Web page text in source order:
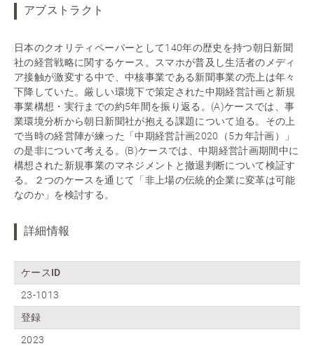
アブストラクト
日本のクオリティペーパーとして140年の歴史を持つ朝日新聞
社の経営戦略に関するケース。スマホが普及し生活者のメディ
ア接触が激変する中で、中核事業である新聞事業の売上は年々
下降していた。厳しい環境下で策定された中期経営計画と新規
事業構想・実行までの約5年間を振り返る。(A)ケースでは、事
業環境分析から朝日新聞社が抱える課題について迫る。その上
で当時の経営陣が練った「中期経営計画2020（5カ年計画）」
の是非について考える。(B)ケースでは、中期経営計画期間中に
構想された新規事業のマネジメントと撤退判断について検証す
る。２つのケースを通じて「非上場の伝統的企業に変革は可能
なのか」を検討する。
詳細情報
ケースID
23-1013
登録
2023